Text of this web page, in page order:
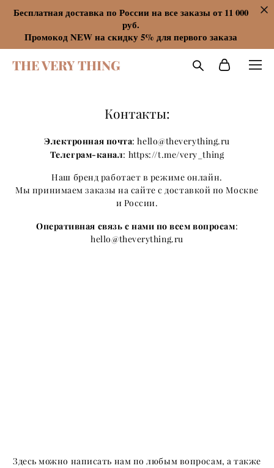
Бесплатная доставка по России на все заказы от 11 000
руб.
Промокод NEW на скидку 5% для первого заказа
THE VERY THING
Контакты:
Электронная почта:hello@theverything.ru
Телеграм-канал: https://t.me/very_thing
Наш бренд работает в режиме онлайн.
Мы принимаем заказы на сайте с доставкой по Москве
и России.
Оперативная связь с нами по всем вопросам:
hello@theverything.ru
Здесь можно написать нам по любым вопросам, а также